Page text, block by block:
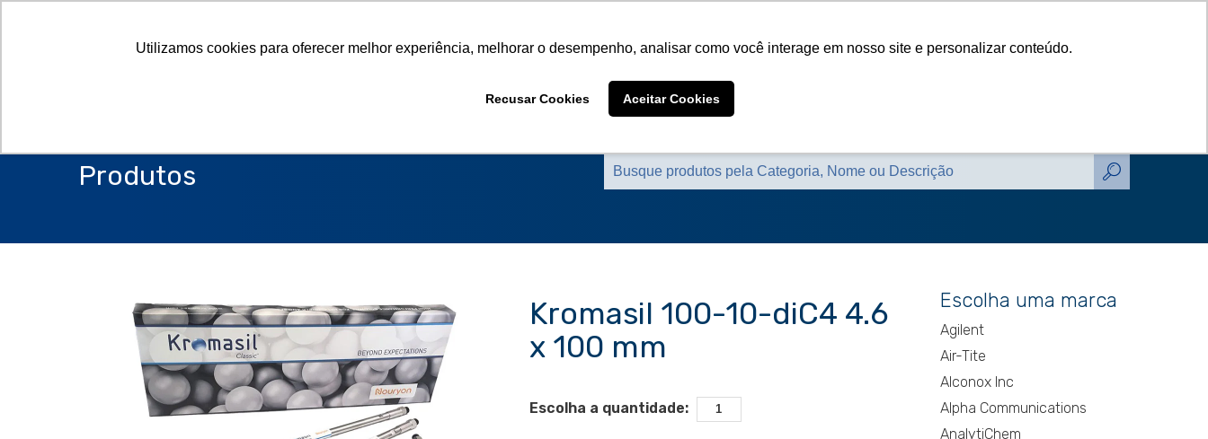
Utilizamos cookies para oferecer melhor experiência, melhorar o desempenho, analisar como você interage em nosso site e personalizar conteúdo.
Recusar Cookies Aceitar Cookies
Sobre a CMS
Produtos Marcas Representadas Catálogos Contato Blog
Produtos
Kromasil 100-10-diC4 4.6
x 100 mm
Escolha a quantidade:
Escolha uma marca
Agilent
Air-Tite
Alconox Inc
Alpha Communications
AnalytiChem